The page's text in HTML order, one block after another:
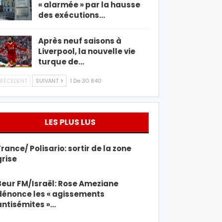
« alarmée » par la hausse
des exécutions…
Après neuf saisons à
Liverpool, la nouvelle vie
turque de…
SUIVANT 1 De 30 840
LES PLUS LUS
Polisario: sortir de la zone
FM/Israël: Rose Ameziane
les « agissements
»…